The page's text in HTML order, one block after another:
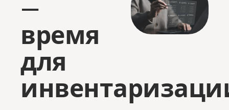
—
время
для